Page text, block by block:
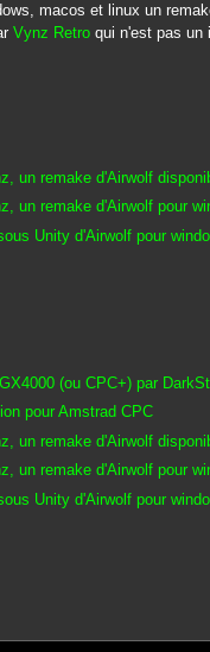
macos et linux un
Vynz Retroqui n'est pas un
un remake d'Airwolf
un remake d'Airwolf pour
Unity d'Airwolf pour
(ou CPC+) par
pour Amstrad CPC
un remake d'Airwolf
un remake d'Airwolf pour
Unity d'Airwolf pour